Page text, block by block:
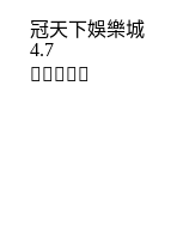
冠天下娛樂城
4.7
    